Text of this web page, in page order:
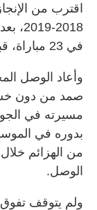
اقترب من
في 23 مباراة، قبل أن يخسر أمام الوصل في الجولة 24.
بدوره في
الوصل.
ولم يتوقف